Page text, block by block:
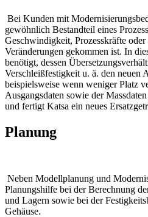
Bei Kunden mit
gewöhnlich Bestandteil eines
Geschwindigkeit, Prozesskräfte
Veränderungen gekommen ist. In
benötigt, dessen
Verschleißfestigkeit u. ä. den neuen
beispielsweise wenn weniger Platz
Ausgangsdaten sowie der
und fertigt Katsa ein neues
Planung
Neben Modellplanung und
Planungshilfe bei der Berechnung
und Lagern sowie bei der
Gehäuse.